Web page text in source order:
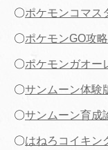
〇ポケモンコマス
〇ポケモンGO攻略
〇ポケモンガオー
〇サンムーン体験
〇サンムーン育成
〇はねろコイキン